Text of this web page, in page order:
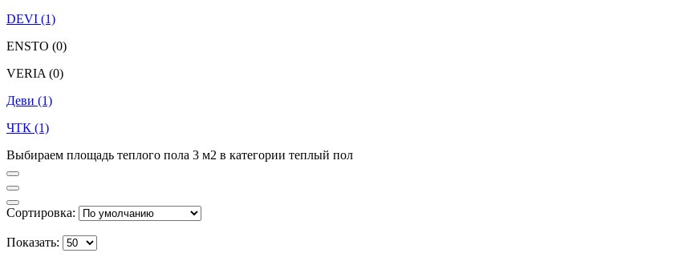
DEVI (1)
ENSTO (0)
VERIA(0)
Деви (1)
ЧТК (1)
Выбираем площадь теплого пола 3 м2 в категории теплый пол
Сортировка:
Показать: